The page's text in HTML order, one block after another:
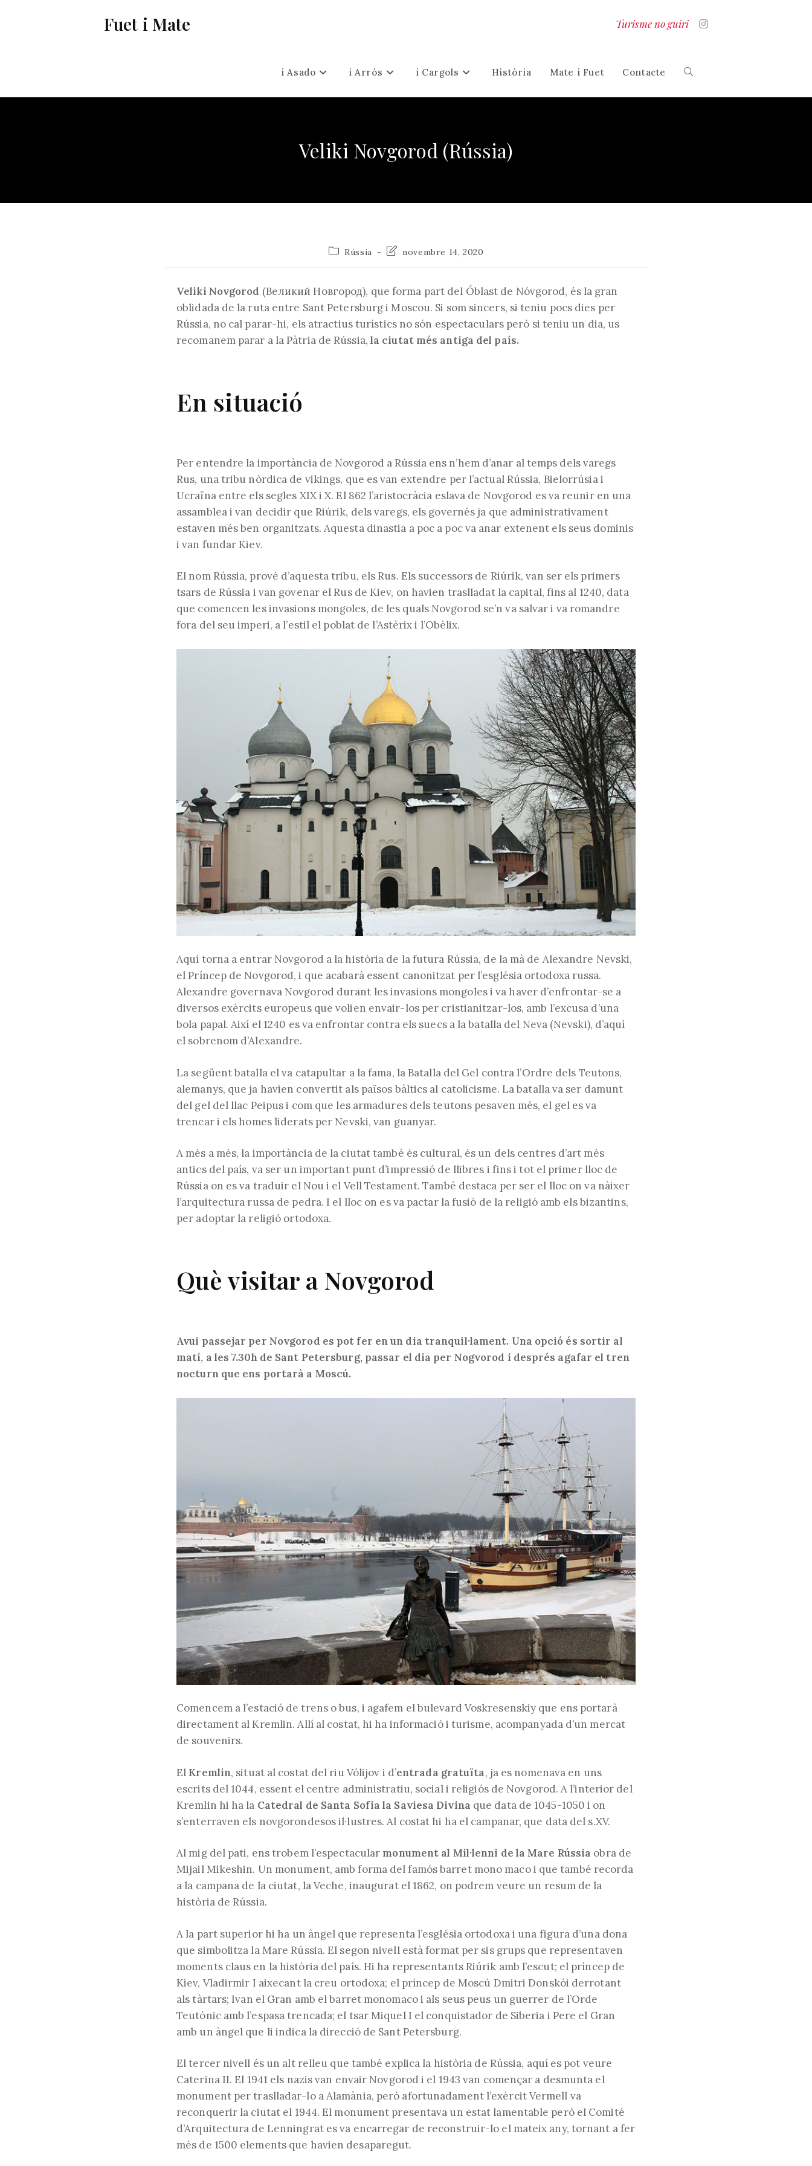
Fuet i Mate Turisme no guiri
i Asado i Arròs i Cargols Història Mate i Fuet Contacte Alterna
Veliki Novgorod (Rússia)
Categoria
Rússia
Última
l'entrada:
novembre 14, 2020
Veliki Novgorod (Великий Новгород), que forma part del Óblast de Nóvgorod, és la gran
oblidada de la ruta entre Sant Petersburg i Moscou. Si som sincers, si teniu pocs dies per
Rússia, no cal parar-hi, els atractius turístics no són espectaculars però si teniu un dia, us
recomanem parar a la Pàtria de Rússia,la ciutat més antiga del país.
En situació
Per entendre la importància de Novgorod a Rússia ens n’hem d’anar al temps dels varegs
Rus, una tribu nòrdica de vikings, que es van extendre per l’actual Rússia, Bielorrúsia i
Ucraïna entre els segles XIX i X. El 862 l’aristocràcia eslava de Novgorod es va reunir en una
assamblea i van decidir que Riúrik, dels varegs, els governés ja que administrativament
estaven més ben organitzats. Aquesta dinastia a poc a poc va anar extenent els seus dominis
i van fundar Kiev.
El nom Rússia, prové d’aquesta tribu, els Rus. Els successors de Riúrik, van ser els primers
tsars de Rússia i van govenar el Rus de Kiev, on havien traslladat la capital, fins al 1240, data
que comencen les invasions mongoles, de les quals Novgorod se’n va salvar i va romandre
fora del seu imperi, a l’estil el poblat de l’Astèrix i l’Obèlix.
Aquí torna a entrar Novgorod a la història de la futura Rússia, de la mà de Alexandre Nevski,
el Príncep de Novgorod, i que acabarà essent canonitzat per l’església ortodoxa russa.
Alexandre governava Novgorod durant les invasions mongoles i va haver d’enfrontar-se a
diversos exèrcits europeus que volien envair-los per cristianitzar-los, amb l’excusa d’una
bola papal. Així el 1240 es va enfrontar contra els suecs a la batalla del Neva (Nevski), d’aquí
el sobrenom d’Alexandre.
La següent batalla el va catapultar a la fama, la Batalla del Gel contra l’Ordre dels Teutons,
alemanys, que ja havien convertit als països bàltics al catolicisme. La batalla va ser damunt
del gel del llac Peipus i com que les armadures dels teutons pesaven més, el gel es va
trencar i els homes liderats per Nevski, van guanyar.
A més a més, la importància de la ciutat també és cultural, és un dels centres d’art més
antics del país, va ser un important punt d’impressió de llibres i fins i tot el primer lloc de
Rússia on es va traduir el Nou i el Vell Testament. També destaca per ser el lloc on va nàixer
l’arquitectura russa de pedra. I el lloc on es va pactar la fusió de la religió amb els bizantins,
per adoptar la religió ortodoxa.
Què visitar a Novgorod
Avui passejar per Novgorod es pot fer en un dia tranquil·lament. Una opció és sortir al
matí, a les 7.30h de Sant Petersburg, passar el dia per Nogvorod i després agafar el tren
nocturn que ens portarà a Moscú.
Comencem a l’estació de trens o bus, i agafem el bulevard Voskresenskiy que ens portarà
directament al Kremlin. Allí al costat, hi ha informació i turisme, acompanyada d’un mercat
de souvenirs.
El Kremlin, situat al costat del riu Vólijov i d’entrada gratuïta, ja es nomenava en uns
escrits del 1044, essent el centre administratiu, social i religiós de Novgorod. A l’interior del
Kremlin hi ha la Catedral de Santa Sofia la Saviesa Divina que data de 1045-1050 i on
s’enterraven els novgorondesos il·lustres. Al costat hi ha el campanar, que data del s.XV.
Al mig del pati, ens trobem l’espectacular monument al Mil·lenni de la Mare Rússia obra de
Mijail Mikeshin. Un monument, amb forma del famós barret mono maco i que també recorda
a la campana de la ciutat, la Veche, inaugurat el 1862, on podrem veure un resum de la
història de Rússia.
A la part superior hi ha un àngel que representa l’església ortodoxa i una figura d’una dona
que simbolitza la Mare Rússia. El segon nivell està format per sis grups que representaven
moments claus en la història del país. Hi ha representants Riúrik amb l’escut; el príncep de
Kiev, Vladirmir I aixecant la creu ortodoxa; el príncep de Moscú Dmitri Donskói derrotant
als tàrtars; Ivan el Gran amb el barret monomaco i als seus peus un guerrer de l’Orde
Teutònic amb l’espasa trencada; el tsar Miquel I el conquistador de Siberia i Pere el Gran
amb un àngel que li indica la direcció de Sant Petersburg.
El tercer nivell és un alt relleu que també explica la història de Rússia, aquí es pot veure
Caterina II. El 1941 els nazis van envair Novgorod i el 1943 van començar a desmunta el
monument per traslladar-lo a Alamània, però afortunadament l’exèrcit Vermell va
reconquerir la ciutat el 1944. El monument presentava un estat lamentable però el Comité
d’Arquitectura de Lenningrat es va encarregar de reconstruir-lo el mateix any, tornant a fer
més de 1500 elements que havien desaparegut.